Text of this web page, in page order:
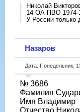
Николай
14 ОА ПВО 1974-
У России только
Назаров
Дата: Понедельник,
№ 3686
Фамилия
Имя Владимир
Отчество